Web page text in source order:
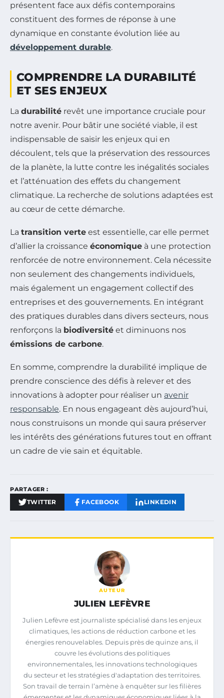
présentent face aux défis contemporains
constituent des formes de réponse à une
dynamique en constante évolution liée au
développement durable.
COMPRENDRE LA DURABILITÉ
ET SES ENJEUX
La durabilité revêt une importance cruciale pour
notre avenir. Pour bâtir une société viable, il est
indispensable de saisir les enjeux qui en
découlent, tels que la préservation des ressources
de la planète, la lutte contre les inégalités sociales
et l’atténuation des effets du changement
climatique. La recherche de solutions adaptées est
au cœur de cette démarche.
La transition verte est essentielle, car elle permet
d’allier la croissance économique à une protection
renforcée de notre environnement. Cela nécessite
non seulement des changements individuels,
mais également un engagement collectif des
entreprises et des gouvernements. En intégrant
des pratiques durables dans divers secteurs, nous
renforçons la biodiversité et diminuons nos
émissions de carbone.
En somme, comprendre la durabilité implique de
prendre conscience des défis à relever et des
innovations à adopter pour réaliser un avenir
responsable. En nous engageant dès aujourd’hui,
nous construisons un monde qui saura préserver
les intérêts des générations futures tout en offrant
un cadre de vie sain et équitable.
PARTAGER :
TWITTER FACEBOOK LINKEDIN
AUTEUR
JULIEN LEFÈVRE
Julien Lefèvre est journaliste spécialisé dans les enjeux
climatiques, les actions de réduction carbone et les
énergies renouvelables. Depuis près de quinze ans, il
couvre les évolutions des politiques
environnementales, les innovations technologiques
du secteur et les stratégies d'adaptation des territoires.
Son travail de terrain l’amène à enquêter sur les filières